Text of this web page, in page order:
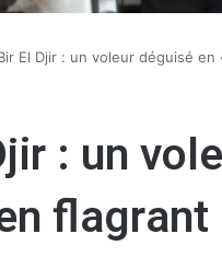
El Djir : un voleur déguisé
: un